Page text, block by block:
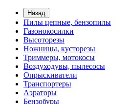
Назад
Пилы цепные, бензопилы
Газонокосилки
Высоторезы
Ножницы, кусторезы
Триммеры, мотокосы
Воздуходувы, пылесосы
Опрыскиватели
Транспортеры
Аэраторы
Бензобуры